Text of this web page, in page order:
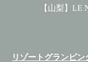
【山梨】LE
リゾートグランピ